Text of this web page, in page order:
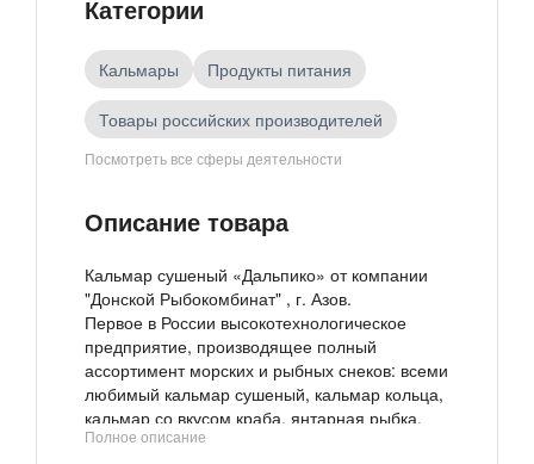
Категории
Кальмары Продукты питания
Товары российских производителей
Рыба, морепродукты
Посмотреть все сферы деятельности
Описание товара
Кальмар сушеный «Дальпико» от компании
"Донской Рыбокомбинат" , г. Азов.
Первое в России высокотехнологическое
предприятие, производящее полный
ассортимент морских и рыбных снеков: всеми
любимый кальмар сушеный, кальмар кольца,
кальмар со вкусом краба, янтарная рыбка,
нарезка из минтая и путассу, таранка и многое
Полное описание